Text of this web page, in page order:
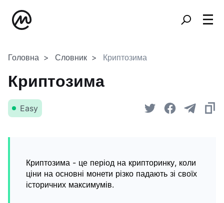
Головна Словник Криптозима
Криптозима
Easy
Криптозима - це період на крипторинку, коли
ціни на основні монети різко падають зі своїх
історичних максимумів.